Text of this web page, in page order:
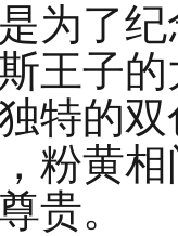
为了
王子
特的
粉黄
贵。